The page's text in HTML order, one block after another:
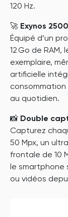
120 Hz.
🚀 Exynos
Équipé d’un
12 Go de
exemplaire,
artificielle
consommation
au quotidien.
📸 Double
Capturez
50 Mpx, un
frontale de 10
le smartphone
ou vidéos